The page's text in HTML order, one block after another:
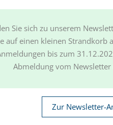
Sie sich zu unserem
auf einen kleinen Strandkorb
bis zum
Abmeldung vom
Zur Newsletter-
Etagenbett)
Festpreis pauschal je
Buchungsanfrage
Hauses, Bezug auf ein